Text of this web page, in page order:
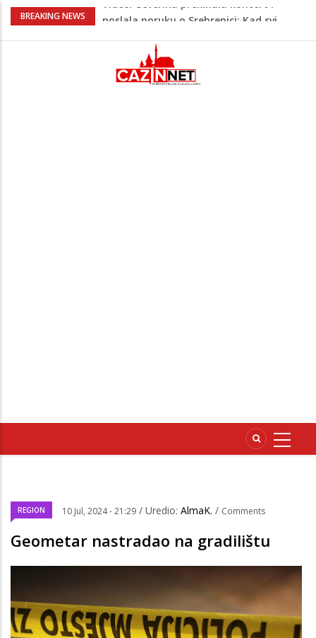
BREAKING NEWS
Na Ahiret preselio RAMIĆ (SAFETA) SENAD
BMW sa slovenskim tablicama završio u
rasvjetnom stubu
Evo gdje i kada nestaje struja u Krajini
REGION 10 Jul, 2024 - 21:29 / Uredio: AlmaK. / Comments
Geometar nastradao na gradilištu